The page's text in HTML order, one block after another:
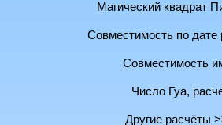
Магический квадрат
Совместимость по дате
Совместимость
Число Гуа,
Другие расчёты